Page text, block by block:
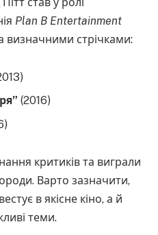
Plan B Entertainment
визначними стрічками:
(2016)
критиків та виграли
Варто зазначити,
в якісне кіно, а й
теми.